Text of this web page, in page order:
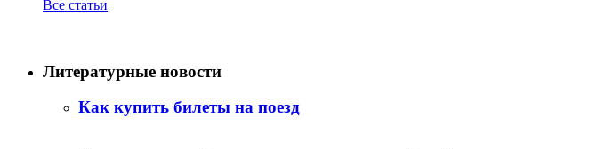
Все статьи
Литературные новости
Как купить билеты на поезд